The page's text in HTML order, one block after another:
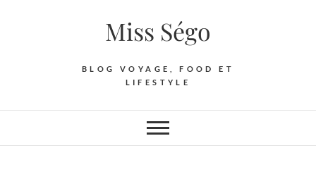
Miss Ségo
BLOG VOYAGE, FOOD ET
LIFESTYLE